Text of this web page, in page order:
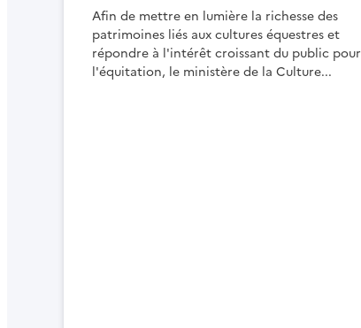
Afin de mettre en lumière la richesse des
patrimoines liés aux cultures équestres et
répondre à l'intérêt croissant du public pour
l'équitation, le ministère de la Culture...